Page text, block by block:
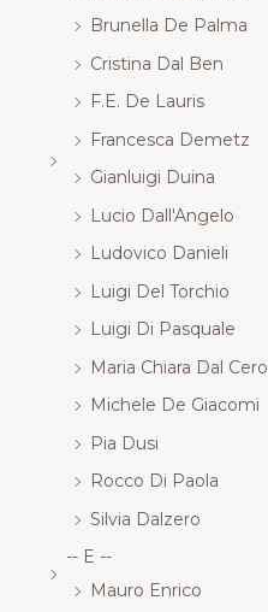
Brunella De Palma
Cristina Dal Ben
F.E. De Lauris
Francesca Demetz
Gianluigi Duina
Lucio Dall'Angelo
Ludovico Danieli
Luigi Del Torchio
Luigi Di Pasquale
Maria Chiara Dal Cero
Michele De Giacomi
Pia Dusi
Rocco Di Paola
Silvia Dalzero
-- E --
Mauro Enrico